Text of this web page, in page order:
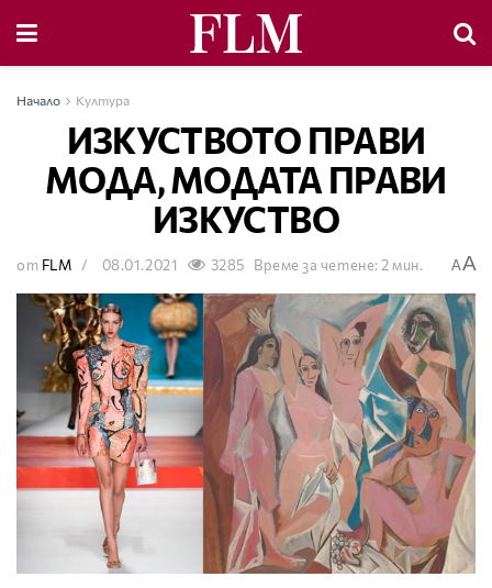
Начало Култура
ИЗКУСТВОТО ПРАВИ
МОДА, МОДАТА ПРАВИ
ИЗКУСТВО
от FLM 08.01.2021 3285 Време за четене: 2 мин. AA